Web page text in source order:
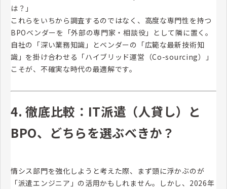
は？」
これらをいちから調査するのではなく、高度な専門性を持つ
BPOベンダーを「外部の専門家・相談役」として隣に置く。
自社の「深い業務知識」とベンダーの「広範な最新技術知
識」を掛け合わせる「ハイブリッド運営（Co-sourcing）」
こそが、不確実な時代の最適解です。
4. 徹底比較：IT派遣（人貸し）と
BPO、どちらを選ぶべきか？
情シス部門を強化しようと考えた際、まず頭に浮かぶのが
「派遣エンジニア」の活用かもしれません。しかし、2026年